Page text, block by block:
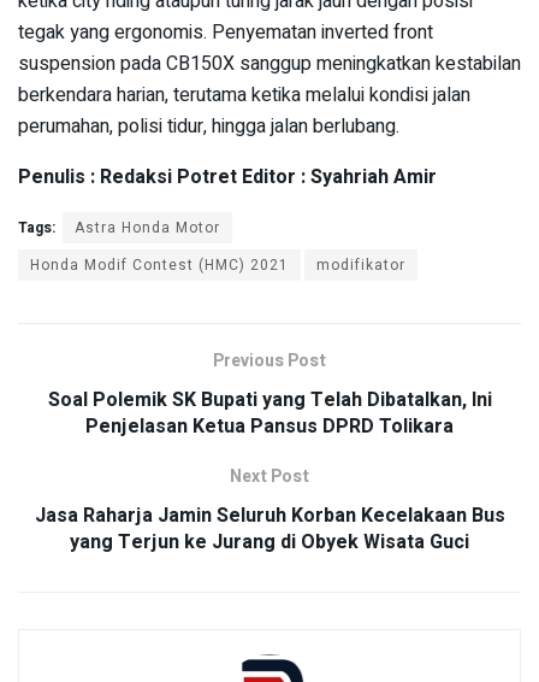
tegak yang ergonomis. Penyematan inverted front
suspension pada CB150X sanggup meningkatkan kestabilan
berkendara harian, terutama ketika melalui kondisi jalan
perumahan, polisi tidur, hingga jalan berlubang.
Penulis : Redaksi Potret Editor : Syahriah Amir
Tags:
Astra Honda Motor
Honda Modif Contest (HMC) 2021
modifikator
Previous Post
Soal Polemik SK Bupati yang Telah Dibatalkan, Ini
Penjelasan Ketua Pansus DPRD Tolikara
Next Post
Jasa Raharja Jamin Seluruh Korban Kecelakaan Bus
yang Terjun ke Jurang di Obyek Wisata Guci